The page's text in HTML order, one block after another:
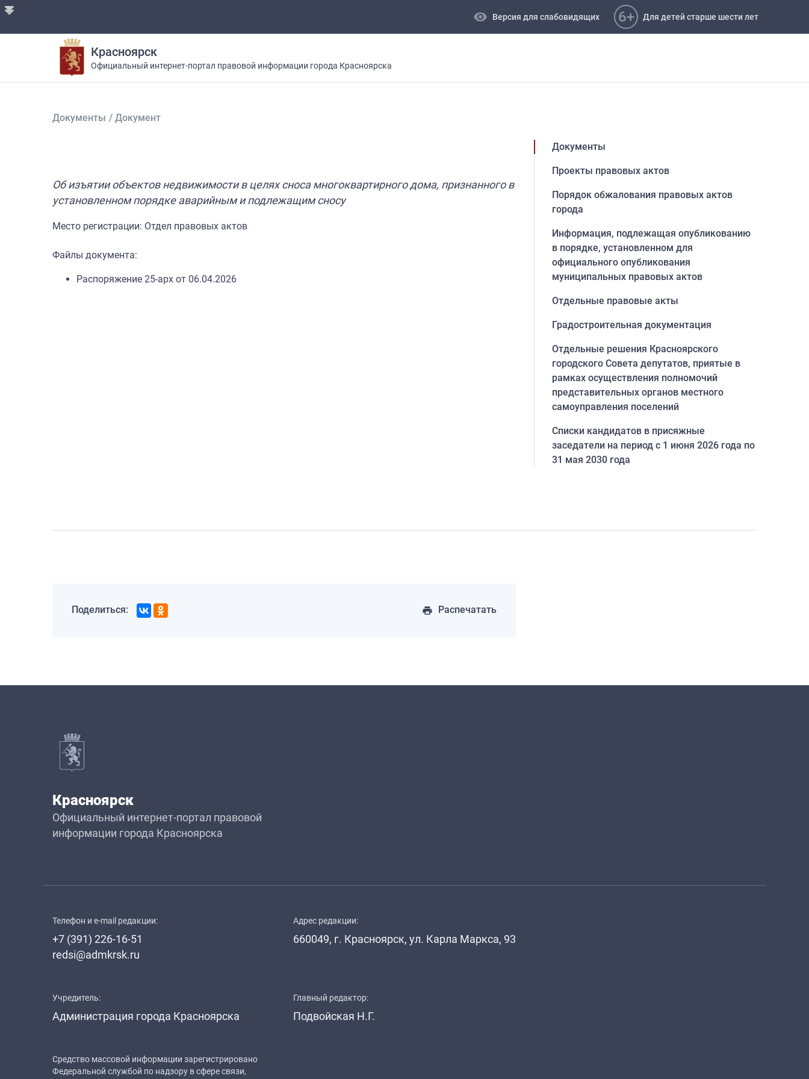
visibility Версия для слабовидящих 6+ Для детей старше шести лет
Красноярск
Официальный интернет-портал правовой информации города Красноярска
Документы / Документ
Об изъятии объектов недвижимости в целях сноса многоквартирного дома, признанного в
установленном порядке аварийным и подлежащим сносу
Место регистрации: Отдел правовых актов
Файлы документа:
Распоряжение 25-арх от 06.04.2026
Документы
Проекты правовых актов
Порядок обжалования правовых актов
города
Информация, подлежащая опубликованию
в порядке, установленном для
официального опубликования
муниципальных правовых актов
Отдельные правовые акты
Градостроительная документация
Отдельные решения Красноярского
городского Совета депутатов, приятые в
рамках осуществления полномочий
представительных органов местного
самоуправления поселений
Списки кандидатов в присяжные
заседатели на период с 1 июня 2026 года по
31 мая 2030 года
Поделиться: print Распечатать
Красноярск
Официальный интернет-портал правовой
информации города Красноярска
Телефон и e-mail редакции:
+7 (391) 226-16-51
redsi@admkrsk.ru
Адрес редакции:
660049, г. Красноярск, ул. Карла Маркса, 93
Учредитель:
Администрация города Красноярска
Главный редактор:
Подвойская Н.Г.
Средство массовой информации зарегистрировано
Федеральной службой по надзору в сфере связи,